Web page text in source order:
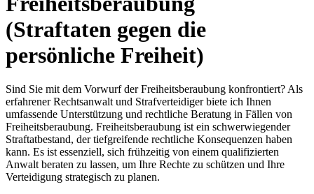
(Straftaten gegen die
persönliche Freiheit)
Sind Sie mit dem Vorwurf der Freiheitsberaubung konfrontiert? Als
erfahrener Rechtsanwalt und Strafverteidiger biete ich Ihnen
umfassende Unterstützung und rechtliche Beratung in Fällen von
Freiheitsberaubung. Freiheitsberaubung ist ein schwerwiegender
Straftatbestand, der tiefgreifende rechtliche Konsequenzen haben
kann. Es ist essenziell, sich frühzeitig von einem qualifizierten
Anwalt beraten zu lassen, um Ihre Rechte zu schützen und Ihre
Verteidigung strategisch zu planen.